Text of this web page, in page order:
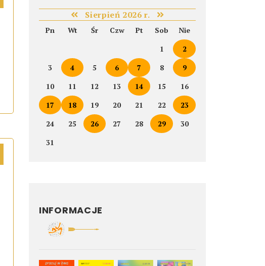
Sierpień 2026 r.
Pn Wt Śr Czw Pt Sob
Nie
1
2
3
4 5 6 7 8
9
10
11 12 13 14 15
16
17
18 19 20 21 22
23
24
25 26 27 28 29
30
31
INFORMACJE